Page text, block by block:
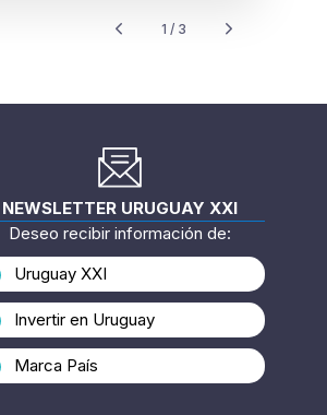
1 / 3
NEWSLETTER URUGUAY XXI
Deseo recibir información de:
Uruguay XXI
Invertir en Uruguay
Marca País